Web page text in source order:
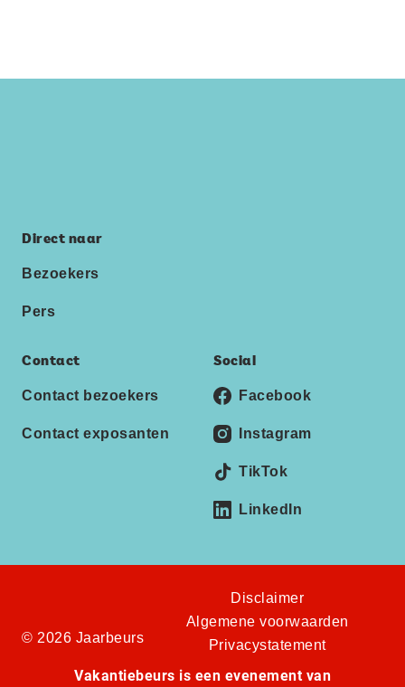
Direct naar
Bezoekers
Pers
Contact
Contact bezoekers
Contact exposanten
Social
Facebook
Instagram
TikTok
LinkedIn
© 2026 Jaarbeurs
Disclaimer
Algemene voorwaarden
Privacystatement
Vakantiebeurs is een evenement van